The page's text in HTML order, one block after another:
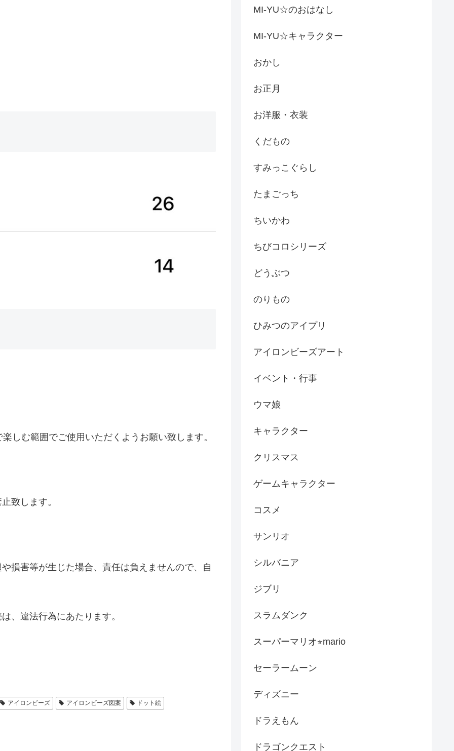
しむ範囲でご使用いただくようお願い致します。
致します。
損害等が生じた場合、責任は負えませんので、自
、違法行為にあたります。
アイロンビーズ アイロンビーズ図案 ドット絵
MI-YU☆のおはなし
MI-YU☆キャラクター
おかし
お正月
お洋服・衣装
くだもの
すみっこぐらし
たまごっち
ちいかわ
ちびコロシリーズ
どうぶつ
のりもの
ひみつのアイプリ
アイロンビーズアート
イベント・行事
ウマ娘
キャラクター
クリスマス
ゲームキャラクター
コスメ
サンリオ
シルバニア
ジブリ
スラムダンク
スーパーマリオ⭐︎mario
セーラームーン
ディズニー
ドラえもん
ドラゴンクエスト